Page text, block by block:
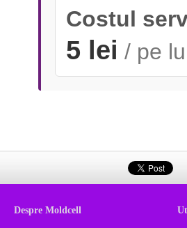
Costul
5 lei / pe
Despre Moldcell